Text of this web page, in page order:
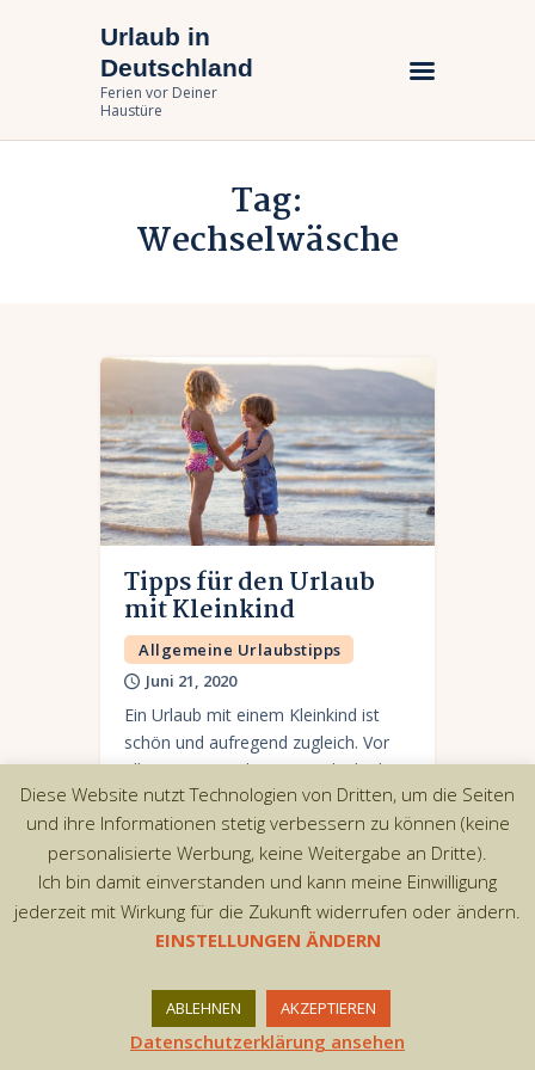
Urlaub in
Deutschland
Ferien vor Deiner
Haustüre
Tag:
Wechselwäsche
Urlaub in Deutschland
Ferien vor Deiner Haustüre
Urlaub zuhause
Bundesländer
Urlaubsarten
Tipps für den Urlaub
mit Kleinkind
Allgemeine Urlaubstipps
Juni 21, 2020
Ein Urlaub mit einem Kleinkind ist
schön und aufregend zugleich. Vor
allem wenn es der erste Urlaub als
frischgebackene Familie ist. Doch so
groß die Freude über die kommende
Reise…
Copyright © 2026 by AxiomThemes. All rights
reserved.
Diese Website nutzt Technologien von Dritten, um die Seiten
und ihre Informationen stetig verbessern zu können (keine
personalisierte Werbung, keine Weitergabe an Dritte).
Ich bin damit einverstanden und kann meine Einwilligung
jederzeit mit Wirkung für die Zukunft widerrufen oder ändern.
EINSTELLUNGEN ÄNDERN
ABLEHNEN AKZEPTIEREN
Datenschutzerklärung ansehen